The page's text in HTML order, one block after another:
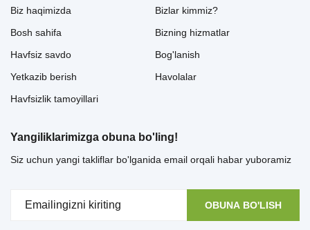
Biz haqimizda
Bosh sahifa
Havfsiz savdo
Yetkazib berish
Havfsizlik tamoyillari
Bizlar kimmiz?
Bizning hizmatlar
Bog'lanish
Havolalar
Yangiliklarimizga obuna bo'ling!
Siz uchun yangi takliflar bo'lganida email orqali habar yuboramiz
OBUNA BO'LISH